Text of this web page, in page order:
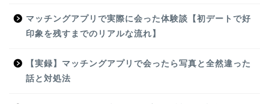
マッチングアプリで実際に会った体験談【初デートで好
印象を残すまでのリアルな流れ】
【実録】マッチングアプリで会ったら写真と全然違った
話と対処法